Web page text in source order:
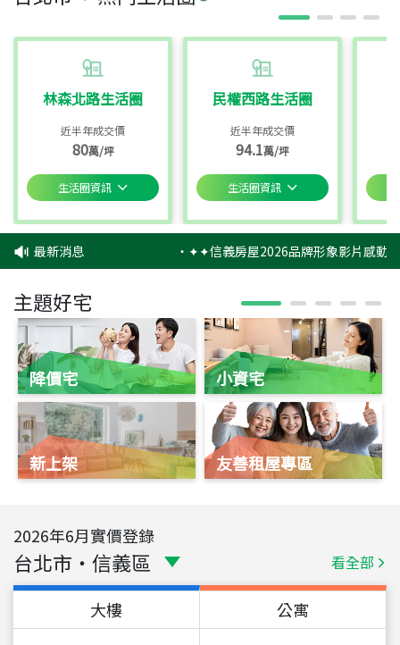
林森北路生活圈
近半年成交價
80萬/坪
生活圈資訊
民權西路生活圈
近半年成交價
94.1萬/坪
生活圈資訊
最新消息 ‧✦✦信義房屋2026品牌形象影片感動
主題好宅
降價宅
新上架
小資宅
友善租屋專區
2026年6月實價登錄
台北市 ・ 信義區 看全部
大樓 公寓